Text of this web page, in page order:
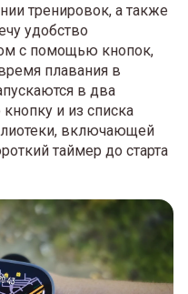
тренировок, а также
удобство
с помощью кнопок,
плавания в
в два
и из списка
включающей
таймер до старта